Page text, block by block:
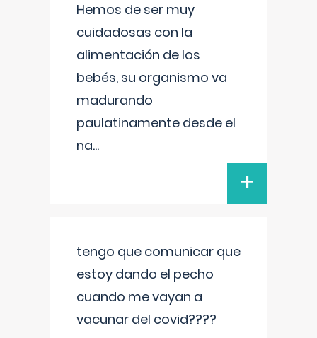
Hemos de ser muy
cuidadosas con la
alimentación de los
bebés, su organismo va
madurando
paulatinamente desde el
na...
+
tengo que comunicar que
estoy dando el pecho
cuando me vayan a
vacunar del covid????